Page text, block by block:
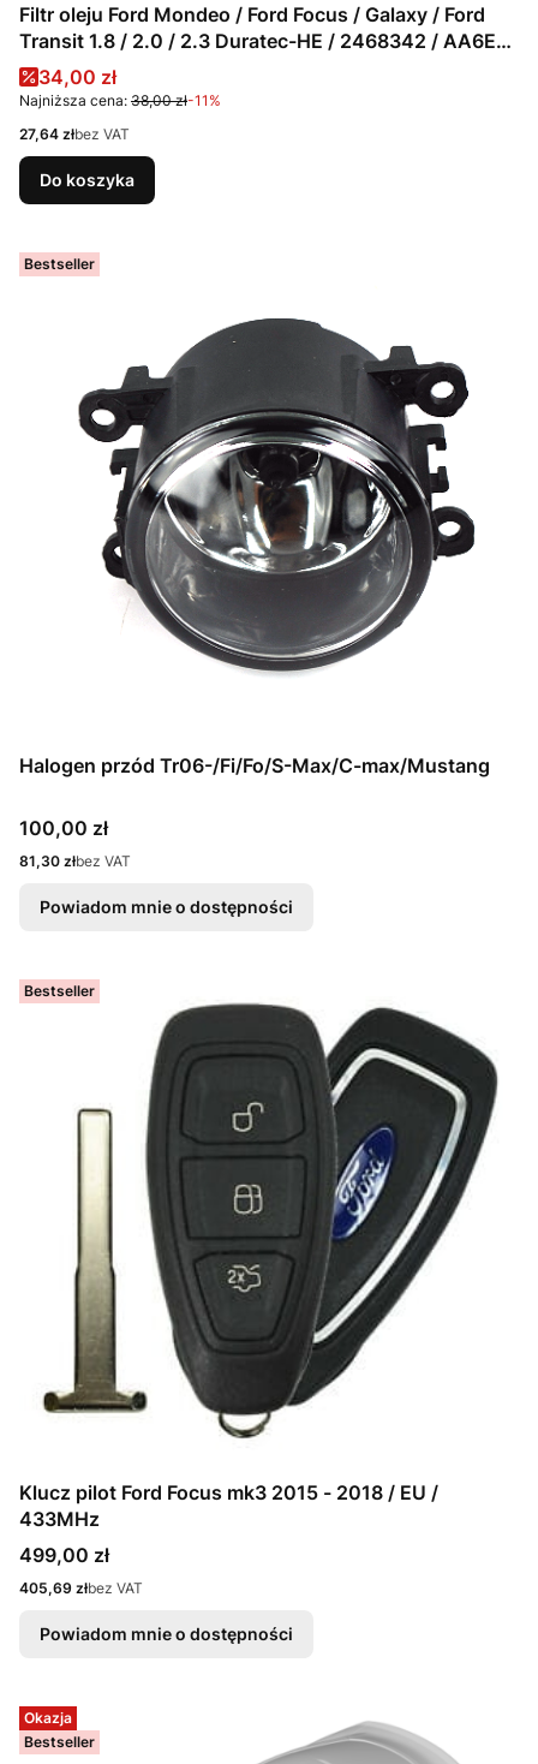
Filtr oleju Ford Mondeo / Ford Focus / Galaxy / Ford
Transit 1.8 / 2.0 / 2.3 Duratec-HE / 2468342 / AA6E-
6714-AA / EFL 910 / FL 2059 / FL 2100 / FL 2078
Cena promocyjna
34,00 zł
Najniższa cena: 38,00 zł-11%
Cena
27,64 złbez VAT
Do koszyka
Bestseller
Halogen przód Tr06-/Fi/Fo/S-Max/C-max/Mustang
Cena
100,00 zł
Cena
81,30 złbez VAT
Powiadom mnie o dostępności
Bestseller
Klucz pilot Ford Focus mk3 2015 - 2018 / EU /
433MHz
Cena
499,00 zł
Cena
405,69 złbez VAT
Powiadom mnie o dostępności
Okazja
Bestseller